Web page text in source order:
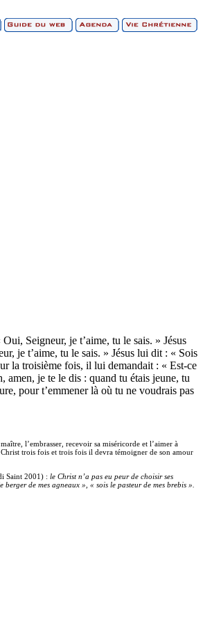
Seigneur, je t’aime, tu le sais. » Jésus
je t’aime, tu le sais. » Jésus lui dit : « Sois
la troisième fois, il lui demandait : « Est-ce
amen, je te le dis : quand tu étais jeune, tu
pour t’emmener là où tu ne voudrais pas
l’embrasser, recevoir sa miséricorde et l’aimer à
trois fois et trois fois il devra témoigner de son amour
Saint 2001) : le Christ n’a pas eu peur de choisir ses
de mes agneaux », « sois le pasteur de mes brebis ».